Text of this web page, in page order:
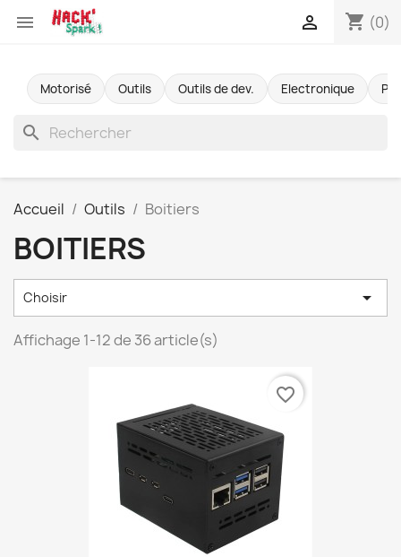
 shopping_cart (0)

Motorisé Outils Outils de dev. Electronique
search
Accueil Outils Boitiers
BOITIERS
Choisir 
Affichage 1-12 de 36 article(s)
favorite_border